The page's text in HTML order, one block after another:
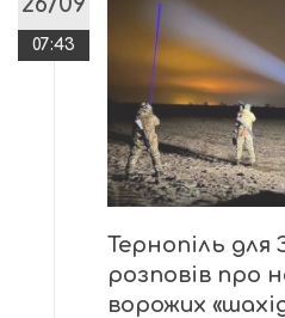
07:43
Тернопіль для
розповів про
ворожих